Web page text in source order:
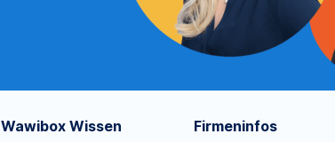
Wawibox Wissen
Firmeninfos